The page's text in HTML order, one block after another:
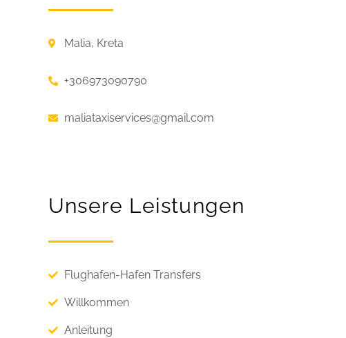
Malia, Kreta
+306973090790
maliataxiservices@gmail.com
Unsere Leistungen
Flughafen-Hafen Transfers
Willkommen
Anleitung